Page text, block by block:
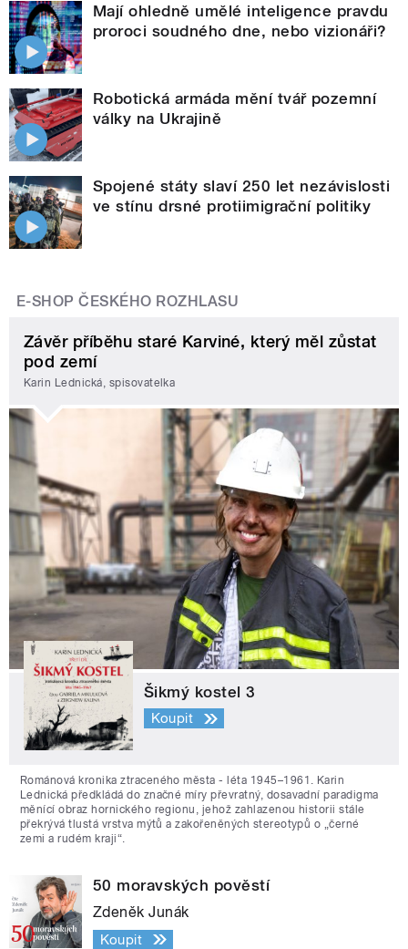
Mají ohledně umělé inteligence pravdu
proroci soudného dne, nebo vizionáři?
Robotická armáda mění tvář pozemní
války na Ukrajině
Spojené státy slaví 250 let nezávislosti
ve stínu drsné protiimigrační politiky
E-SHOP ČESKÉHO ROZHLASU
Závěr příběhu staré Karviné, který měl zůstat
pod zemí
Karin Lednická, spisovatelka
Šikmý kostel 3
Koupit
Románová kronika ztraceného města - léta 1945–1961. Karin
Lednická předkládá do značné míry převratný, dosavadní paradigma
měnící obraz hornického regionu, jehož zahlazenou historii stále
překrývá tlustá vrstva mýtů a zakořeněných stereotypů o „černé
zemi a rudém kraji“.
50 moravských pověstí
Zdeněk Junák
Koupit